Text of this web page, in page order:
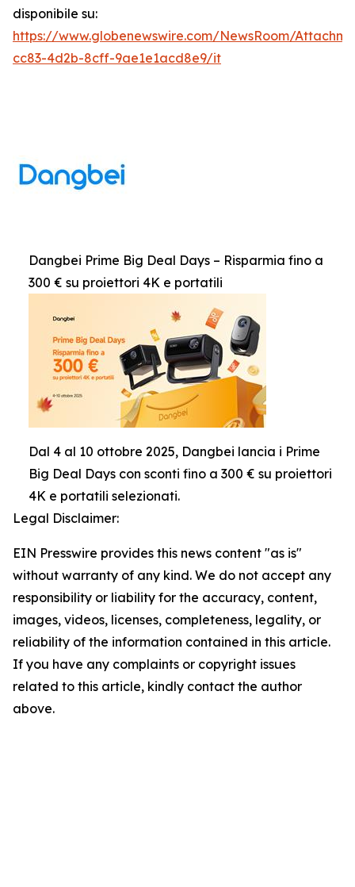
disponibile su:
https://www.globenewswire.com/NewsRoom/
cc83-4d2b-8cff-9ae1e1acd8e9/it
Dangbei Prime Big Deal Days – Risparmia fino a
300 € su proiettori 4K e portatili
Dal 4 al 10 ottobre 2025, Dangbei lancia i Prime
Big Deal Days con sconti fino a 300 € su proiettori
4K e portatili selezionati.
Legal Disclaimer:
EIN Presswire provides this news content "as is"
without warranty of any kind. We do not accept any
responsibility or liability for the accuracy, content,
images, videos, licenses, completeness, legality, or
reliability of the information contained in this article.
If you have any complaints or copyright issues
related to this article, kindly contact the author
above.